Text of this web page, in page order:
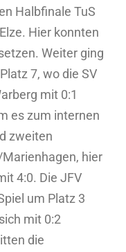
Halbfinale TuS
Hier konnten
Weiter ging
7, wo die SV
mit 0:1
es zum internen
zweiten
hier
4:0. Die JFV
um Platz 3
mit 0:2
die